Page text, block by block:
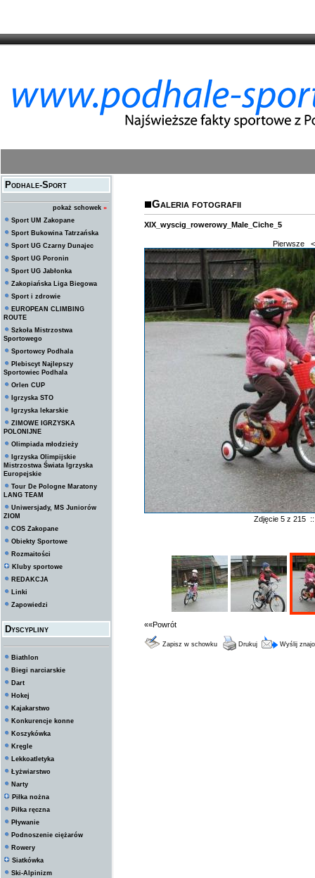
Podhale-Sport
pokaż schowek »
Sport UM Zakopane
Sport Bukowina Tatrzańska
Sport UG Czarny Dunajec
Sport UG Poronin
Sport UG Jabłonka
Zakopiańska Liga Biegowa
Sport i zdrowie
EUROPEAN CLIMBING
ROUTE
Szkoła Mistrzostwa
Sportowego
Sportowcy Podhala
Plebiscyt Najlepszy
Sportowiec Podhala
Orlen CUP
Igrzyska STO
Igrzyska lekarskie
ZIMOWE IGRZYSKA
POLONIJNE
Olimpiada młodzieży
Igrzyska Olimpijskie
Mistrzostwa Świata Igrzyska
Europejskie
Tour De Pologne Maratony
LANG TEAM
Uniwersjady, MS Juniorów
ZIOM
COS Zakopane
Obiekty Sportowe
Rozmaitości
Kluby sportowe
REDAKCJA
Linki
Zapowiedzi
Dyscypliny
Biathlon
Biegi narciarskie
Dart
Hokej
Kajakarstwo
Konkurencje konne
Koszykówka
Kręgle
Lekkoatletyka
Łyżwiarstwo
Narty
Piłka nożna
Piłka ręczna
Pływanie
Podnoszenie ciężarów
Rowery
Siatkówka
Ski-Alpinizm
Galeria fotografii
XIX_wyscig_rowerowy_Male_Ciche_5
Pierwsze
Zdjęcie 5 z 215
««Powrót
Zapisz w schowku Drukuj Wyślij